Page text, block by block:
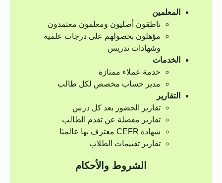
المعلمين
ناطقون أصليون ومعلمون معتمدون
مؤهلون بحصولهم على درجات علمية
وشهادات تدريس
الخدمات
خدمة عملاء ممتازة
مدير حساب مخصص لكل طالب
التقارير
تقارير الحضور بعد كل درس
تقارير مفصلة عن تقدم الطالب
شهادة CEFR معترف بها عالميًا
تقارير تقييمات الطلاب
الشروط والأحكام